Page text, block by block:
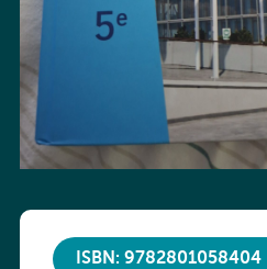
ISBN: 9782801058404